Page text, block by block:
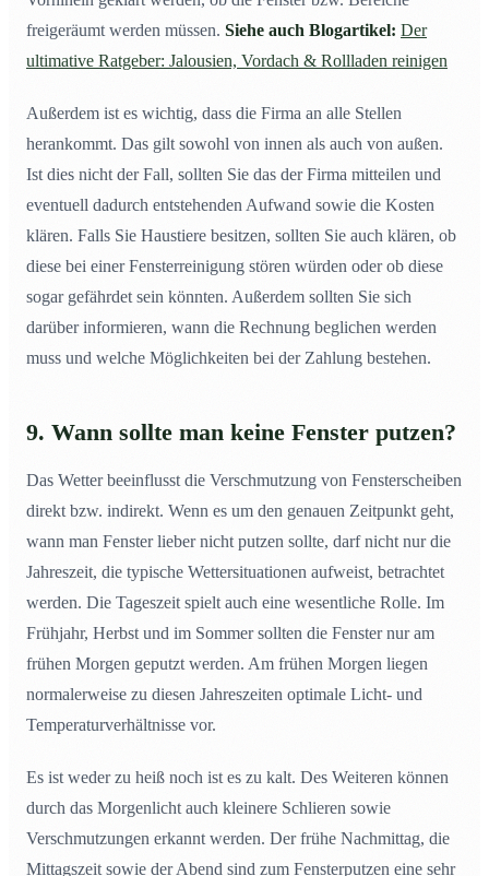
freigeräumt werden müssen. Siehe auch Blogartikel: Der
ultimative Ratgeber: Jalousien, Vordach & Rollladen reinigen
Außerdem ist es wichtig, dass die Firma an alle Stellen
herankommt. Das gilt sowohl von innen als auch von außen.
Ist dies nicht der Fall, sollten Sie das der Firma mitteilen und
eventuell dadurch entstehenden Aufwand sowie die Kosten
klären. Falls Sie Haustiere besitzen, sollten Sie auch klären, ob
diese bei einer Fensterreinigung stören würden oder ob diese
sogar gefährdet sein könnten. Außerdem sollten Sie sich
darüber informieren, wann die Rechnung beglichen werden
muss und welche Möglichkeiten bei der Zahlung bestehen.
9. Wann sollte man keine Fenster putzen?
Das Wetter beeinflusst die Verschmutzung von Fensterscheiben
direkt bzw. indirekt. Wenn es um den genauen Zeitpunkt geht,
wann man Fenster lieber nicht putzen sollte, darf nicht nur die
Jahreszeit, die typische Wettersituationen aufweist, betrachtet
werden. Die Tageszeit spielt auch eine wesentliche Rolle. Im
Frühjahr, Herbst und im Sommer sollten die Fenster nur am
frühen Morgen geputzt werden. Am frühen Morgen liegen
normalerweise zu diesen Jahreszeiten optimale Licht- und
Temperaturverhältnisse vor.
Es ist weder zu heiß noch ist es zu kalt. Des Weiteren können
durch das Morgenlicht auch kleinere Schlieren sowie
Verschmutzungen erkannt werden. Der frühe Nachmittag, die
Mittagszeit sowie der Abend sind zum Fensterputzen eine sehr